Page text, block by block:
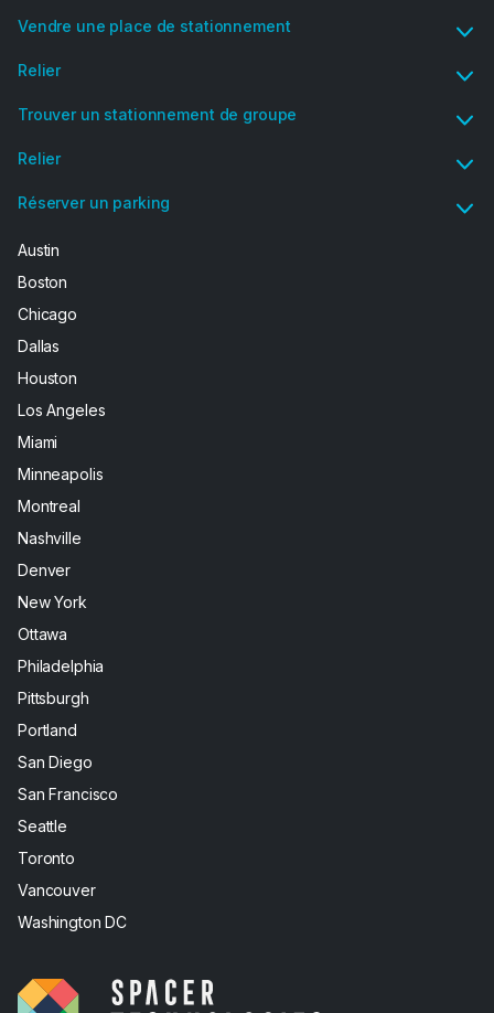
Vendre une place de stationnement
Relier
Trouver un stationnement de groupe
Relier
Réserver un parking
Austin
Boston
Chicago
Dallas
Houston
Los Angeles
Miami
Minneapolis
Montreal
Nashville
Denver
New York
Ottawa
Philadelphia
Pittsburgh
Portland
San Diego
San Francisco
Seattle
Toronto
Vancouver
Washington DC